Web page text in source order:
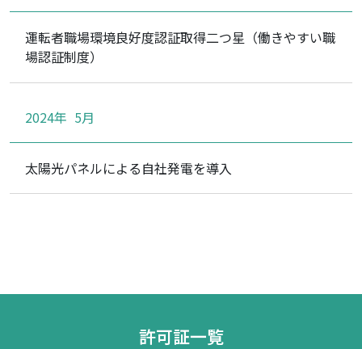
運転者職場環境良好度認証取得二つ星（働きやすい職
場認証制度）
2024年 5月
太陽光パネルによる自社発電を導入
許可証一覧